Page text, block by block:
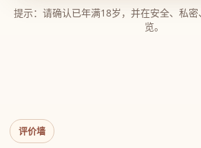
提示：请确认已年满18岁，并在安全、私
览。
评价墙